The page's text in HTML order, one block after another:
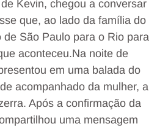
Kevin, chegou a conversar
que, ao lado da família do
São Paulo para o Rio para
aconteceu.Na noite de
em uma balada do
acompanhado da mulher, a
Após a confirmação da
uma mensagem